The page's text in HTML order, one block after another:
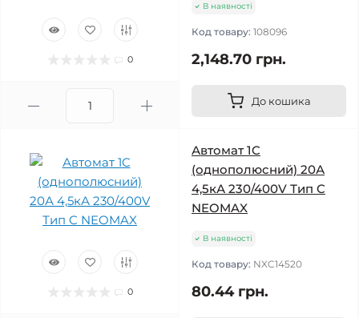
0
В наявності
Код товару: 108096
2,148.70 грн.
До кошика
0
Автомат 1C
(однополюсний) 20А
4,5кА 230/400V Тип C
NEOMAX
В наявності
Код товару: NXC14520
80.44 грн.